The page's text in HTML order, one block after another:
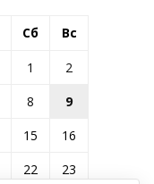
Сб Вс
1
2
8
9
15
16
22
23